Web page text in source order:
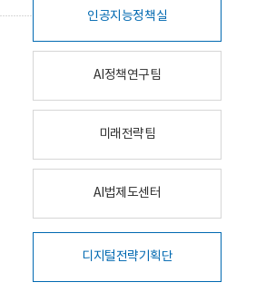
인공지능정책실
AI정책연구팀
미래전략팀
AI법제도센터
디지털전략기획단